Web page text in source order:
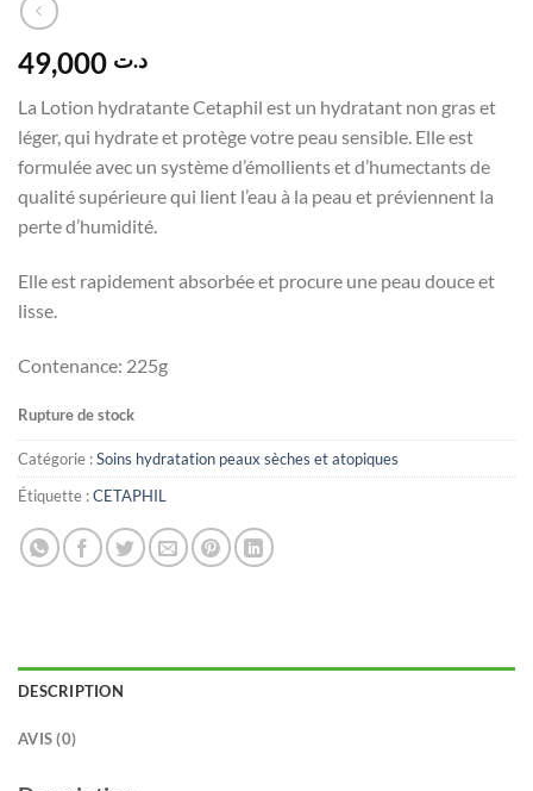
د.ت
La Lotion hydratante Cetaphil est un hydratant non gras et
léger, qui hydrate et protège votre peau sensible. Elle est
formulée avec un système d’émollients et d’humectants de
qualité supérieure qui lient l’eau à la peau et préviennent la
perte d’humidité.
Elle est rapidement absorbée et procure une peau douce et
lisse.
Contenance: 225g
Rupture de stock
Catégorie :Soins hydratation peaux sèches et atopiques
Étiquette :CETAPHIL
DESCRIPTION
AVIS (0)